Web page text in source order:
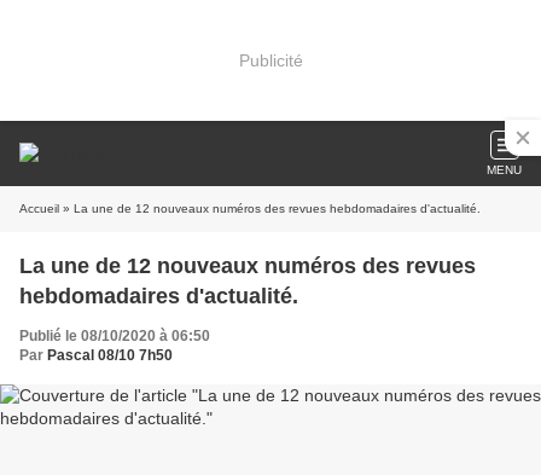
Publicité
MENU
Accueil » La une de 12 nouveaux numéros des revues hebdomadaires d'actualité.
La une de 12 nouveaux numéros des revues
hebdomadaires d'actualité.
Publié le 08/10/2020 à 06:50
Par Pascal 08/10 7h50